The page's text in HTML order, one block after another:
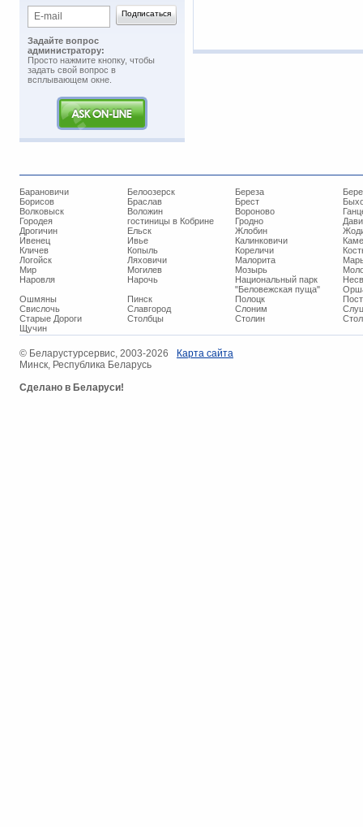
Задайте вопрос
администратору:
Просто нажмите кнопку, чтобы
задать свой вопрос в
всплывающем окне.
Барановичи Белоозерск Береза
Борисов
Браслав Брест
Волковыск
Воложин Вороново
Городея
гостиницы в Кобрине Гродно
Дрогичин
Ельск Жлобин
Ивенец
Ивье Калинковичи
Кличев
Копыль Кореличи
Логойск
Ляховичи Малорита
Мир
Могилев Мозырь
Наровля
Нарочь
Национальный парк
"Беловежская пуща"
Ошмяны
Пинск Полоцк
Свислочь
Славгород Слоним
Старые Дороги
Столбцы Столин
Щучин
© ​Беларустурсервис, 2003-2026
Минск, Республика Беларусь
Сделано в Беларуси!
Карта сайта